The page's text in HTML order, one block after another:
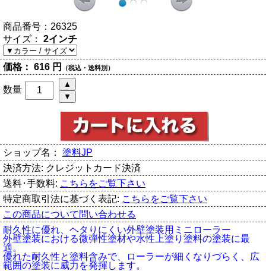
商品番号： 26325
サイズ： 2インチ
価格： 616 円 （税込・送料別）
数量
ショップ名： 塗料JP
決済方法: クレジットカード決済
送料･手数料: こちらをご覧下さい
特定商取引法に基づく表記: こちらをご覧下さい
この商品について問い合わせる
耐久性に優れ、ヘタりにくい外壁塗装用ミニローラー
外壁塗装における微弾性塗材や水性上塗り塗料の塗装に最
適。
優れた耐久性と塗料含みで、ローラーが細くなりづらく、広
範囲の塗装に威力を発揮します。